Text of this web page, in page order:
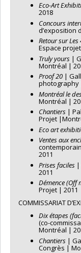
Eco-Art
2018
Concours
d’exposition
Retour sur
Espace
Truly yours |
Montréal |
Proof 20 |
photography
Montréal le
Montréal |
Chantiers |
Projet
Eco art
Ventes aux
2011
Prises faciles |
2011
Démence (Off
Projet | 2011
COMMISSARIAT
Dix étapes
(co-
Montréal |
Chantiers |
Congrès |